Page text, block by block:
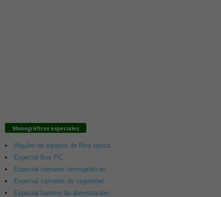
Monográficos especiales
Alquiler de equipos de fibra óptica
Especial Box PC
Especial cámaras termográficas
Especial cámaras de seguridad
Especial fuentes de alimentación